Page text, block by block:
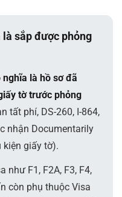
là sắp được phỏng
nghĩa là hồ sơ đã
tờ trước phỏng
tất phí, DS-260, I-864,
nhận Documentarily
kiện giấy tờ).
như F1, F2A, F3, F4,
còn phụ thuộc Visa